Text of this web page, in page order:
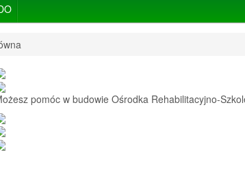
pomóc w budowie Ośrodka Rehabilitacyjno-